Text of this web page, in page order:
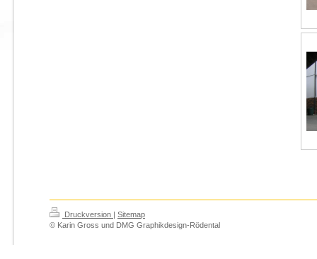
Druckversion | Sitemap
© Karin Gross und DMG Graphikdesign-Rödental